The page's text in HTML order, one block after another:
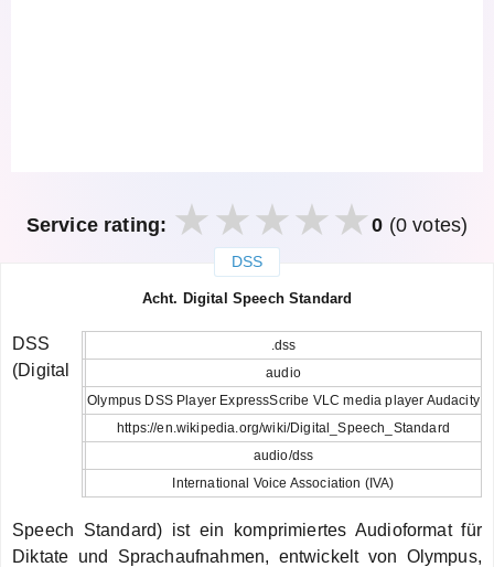
Service rating: 0 (0 votes)
DSS
Acht. Digital Speech Standard
.dss
audio
Olympus DSS Player ExpressScribe VLC media player Audacity
https://en.wikipedia.org/wiki/Digital_Speech_Standard
audio/dss
International Voice Association (IVA)
DSS
(Digital
Speech Standard) ist ein komprimiertes Audioformat für
Diktate und Sprachaufnahmen, entwickelt von Olympus,